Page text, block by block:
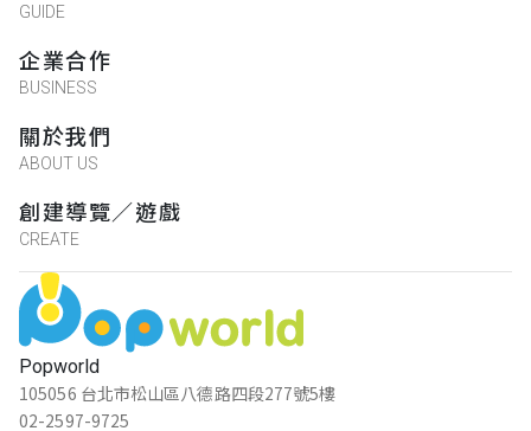
Popworld
105056 台北市松山區八德路四段277號5樓
02-2597-9725
GUIDE
企業合作
BUSINESS
關於我們
ABOUT US
創建導覽／遊戲
CREATE